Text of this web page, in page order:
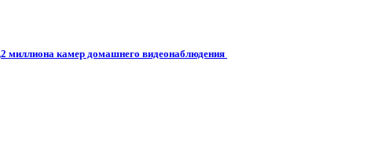
миллиона камер домашнего видеонаблюдения